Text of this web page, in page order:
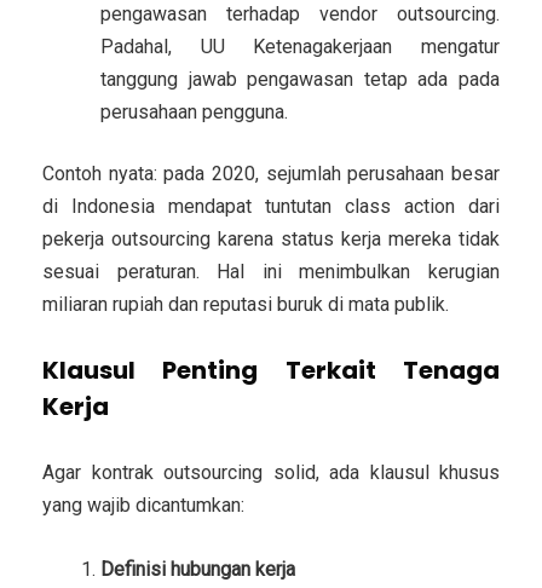
pengawasan terhadap vendor outsourcing.
Padahal, UU Ketenagakerjaan mengatur
tanggung jawab pengawasan tetap ada pada
perusahaan pengguna.
Contoh nyata: pada 2020, sejumlah perusahaan besar
di Indonesia mendapat tuntutan class action dari
pekerja outsourcing karena status kerja mereka tidak
sesuai peraturan. Hal ini menimbulkan kerugian
miliaran rupiah dan reputasi buruk di mata publik.
Klausul Penting Terkait Tenaga
Kerja
Agar kontrak outsourcing solid, ada klausul khusus
yang wajib dicantumkan:
Definisi hubungan kerja